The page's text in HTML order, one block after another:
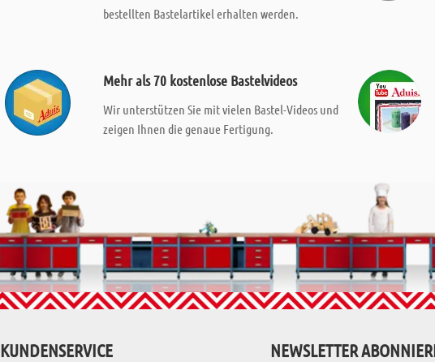
bestellten Bastelartikel erhalten werden.
Mehr als 70 kostenlose Bastelvideos
Wir unterstützen Sie mit vielen Bastel-Videos und
zeigen Ihnen die genaue Fertigung.
KUNDENSERVICE NEWSLETTER